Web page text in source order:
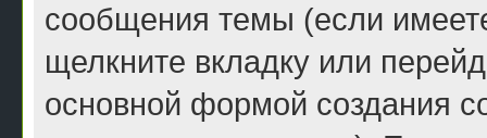
сообщения темы (если
щелкните вкладку или
основной формой создания